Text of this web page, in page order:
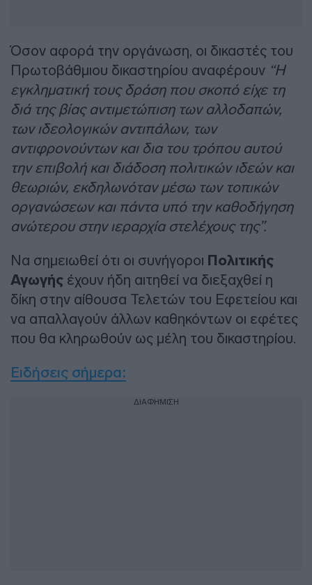
Όσον αφορά την οργάνωση, οι δικαστές του
Πρωτοβάθμιου δικαστηρίου αναφέρουν “Η
εγκληματική τους δράση που σκοπό είχε τη
διά της βίας αντιμετώπιση των αλλοδαπών,
των ιδεολογικών αντιπάλων, των
αντιφρονούντων και δια του τρόπου αυτού
την επιβολή και διάδοση πολιτικών ιδεών και
θεωριών, εκδηλωνόταν μέσω των τοπικών
οργανώσεων και πάντα υπό την καθοδήγηση
ανώτερου στην ιεραρχία στελέχους της”.
Να σημειωθεί ότι οι συνήγοροι Πολιτικής
Αγωγής έχουν ήδη αιτηθεί να διεξαχθεί η
δίκη στην αίθουσα Τελετών του Εφετείου και
να απαλλαγούν άλλων καθηκόντων οι εφέτες
που θα κληρωθούν ως μέλη του δικαστηρίου.
Ειδήσεις σήμερα:
ΔΙΑΦΗΜΙΣΗ